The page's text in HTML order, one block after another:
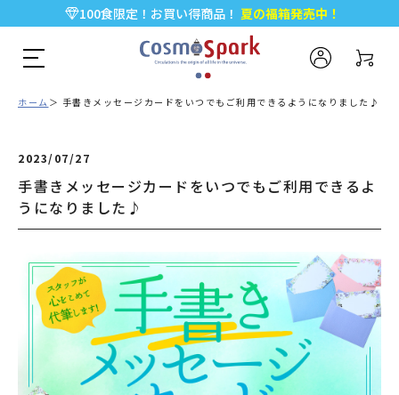
100食限定！お買い得商品！ 夏の福箱発売中！
5,000円以上のお買い物で全国一律送料無料♪
新規会員登録で今すぐ使える500ポイント プレゼント！
ホーム 手書きメッセージカードをいつでもご利用できるようになりました♪
2023/07/27
手書きメッセージカードをいつでもご利用できるよ
うになりました♪